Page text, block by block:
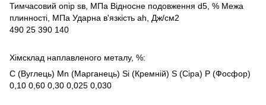
Тимчасовий опір sв, МПа Відносне подовження d5, % Межа
плинності, МПа Ударна в'язкість ah, Дж/см2
490 25 390 140
Хімсклад наплавленого металу, %:
С (Вуглець) Mn (Марганець) Si (Кремній) S (Сіра) P (Фосфор)
0,10 0,60 0,30 0,025 0,030